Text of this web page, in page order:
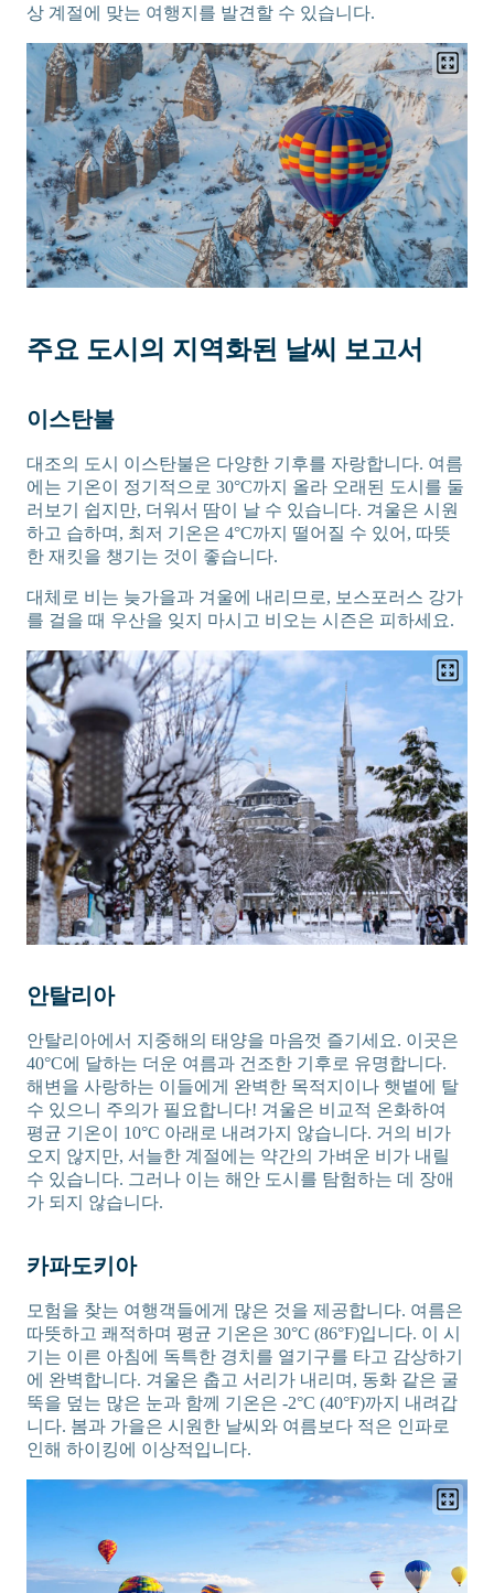
상 계절에 맞는 여행지를 발견할 수 있습니다.
주요 도시의 지역화된 날씨 보고서
이스탄불
대조의 도시 이스탄불은 다양한 기후를 자랑합니다. 여름
에는 기온이 정기적으로 30°C까지 올라 오래된 도시를 둘
러보기 쉽지만, 더워서 땀이 날 수 있습니다. 겨울은 시원
하고 습하며, 최저 기온은 4°C까지 떨어질 수 있어, 따뜻
한 재킷을 챙기는 것이 좋습니다.
대체로 비는 늦가을과 겨울에 내리므로, 보스포러스 강가
를 걸을 때 우산을 잊지 마시고 비오는 시즌은 피하세요.
안탈리아
안탈리아에서 지중해의 태양을 마음껏 즐기세요. 이곳은
40°C에 달하는 더운 여름과 건조한 기후로 유명합니다.
해변을 사랑하는 이들에게 완벽한 목적지이나 햇볕에 탈
수 있으니 주의가 필요합니다! 겨울은 비교적 온화하여
평균 기온이 10°C 아래로 내려가지 않습니다. 거의 비가
오지 않지만, 서늘한 계절에는 약간의 가벼운 비가 내릴
수 있습니다. 그러나 이는 해안 도시를 탐험하는 데 장애
가 되지 않습니다.
카파도키아
모험을 찾는 여행객들에게 많은 것을 제공합니다. 여름은
따뜻하고 쾌적하며 평균 기온은 30°C (86°F)입니다. 이 시
기는 이른 아침에 독특한 경치를 열기구를 타고 감상하기
에 완벽합니다. 겨울은 춥고 서리가 내리며, 동화 같은 굴
뚝을 덮는 많은 눈과 함께 기온은 -2°C (40°F)까지 내려갑
니다. 봄과 가을은 시원한 날씨와 여름보다 적은 인파로
인해 하이킹에 이상적입니다.